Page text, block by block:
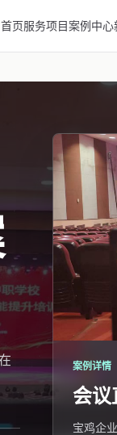
首页服务项目案例中心
案例详情
会议
宝鸡企